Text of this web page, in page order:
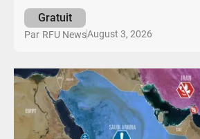
Gratuit
Par RFU NewsAugust 3, 2026